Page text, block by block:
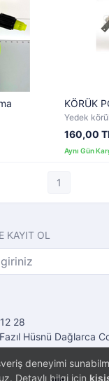
deneyimi
Detaylı bilgi için
KÖRÜK
Yedek
160,00
1
KAYIT OL
28
Hüsnü Dağlarca